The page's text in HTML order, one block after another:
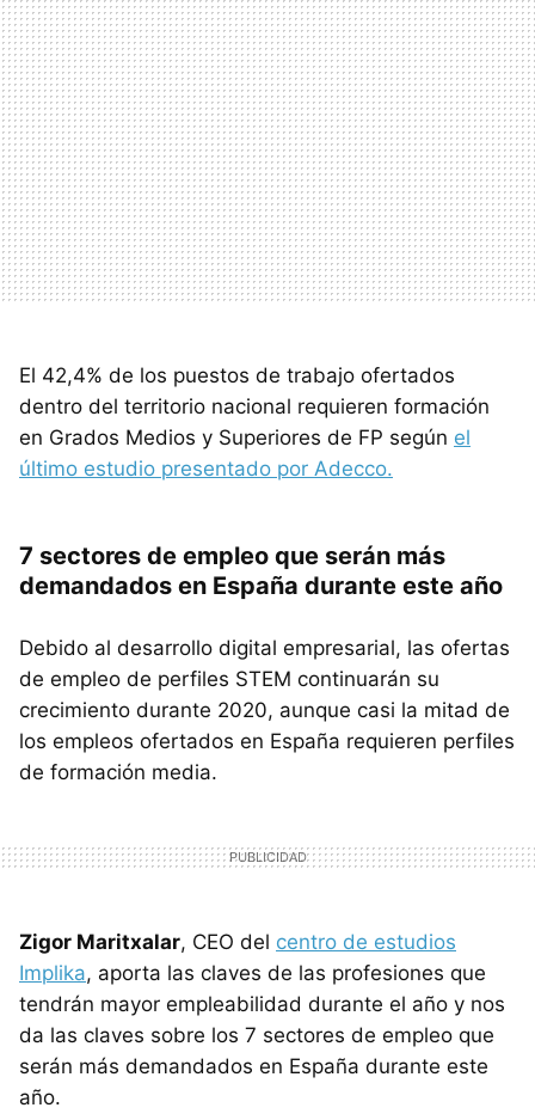
El 42,4% de los puestos de trabajo ofertados
dentro del territorio nacional requieren formación
en Grados Medios y Superiores de FP según el
último estudio presentado por Adecco.
7 sectores de empleo que serán más
demandados en España durante este año
Debido al desarrollo digital empresarial, las ofertas
de empleo de perfiles STEM continuarán su
crecimiento durante 2020, aunque casi la mitad de
los empleos ofertados en España requieren perfiles
de formación media.
Zigor Maritxalar, CEO del centro de estudios
Implika, aporta las claves de las profesiones que
tendrán mayor empleabilidad durante el año y nos
da las claves sobre los 7 sectores de empleo que
serán más demandados en España durante este
año.